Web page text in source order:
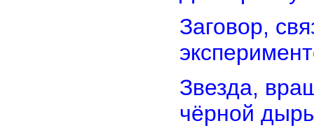
Заговор,
Звезда,
чёрной